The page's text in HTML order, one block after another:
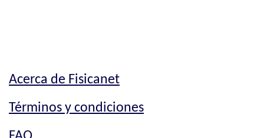
Acerca de Fisicanet
Términos y condiciones